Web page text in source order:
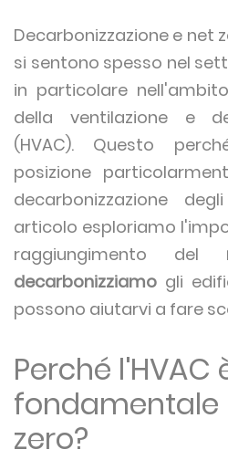
Decarbonizzazione e net
si sentono spesso nel
in particolare
della ventilazione e
(HVAC). Questo
posizione
decarbonizzazione
articolo esploriamo
raggiungimento del
decarbonizziamo gli
possono aiutarvi a fare
Perché l'HVAC
fondamentale
zero?